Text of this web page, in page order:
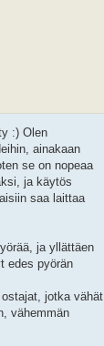
:) Olen
ainakaan
se on nopeaa
ja käytös
saa laittaa
ja yllättäen
edes pyörän
jotka vähät
vähemmän